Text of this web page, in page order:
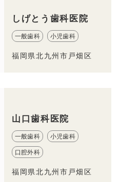
しげとう歯科医院
一般歯科 小児歯科
福岡県北九州市戸畑区
山口歯科医院
一般歯科 小児歯科
口腔外科
福岡県北九州市戸畑区